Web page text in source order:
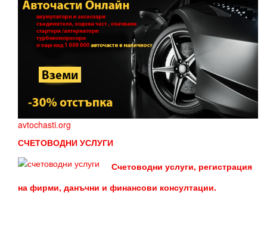
avtochasti.org
СЧЕТОВОДНИ УСЛУГИ
Счетоводни услуги, регистрация
на фирми, данъчни и финансови консултации.